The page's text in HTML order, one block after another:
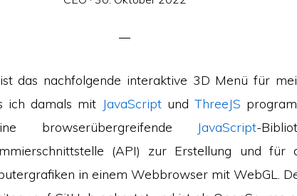
das nachfolgende interaktive 3D Menü für
ich damals mit JavaScriptund ThreeJS
browserübergreifende JavaScript-
(API) zur Erstellung und für
in einem Webbrowser mit WebGL.